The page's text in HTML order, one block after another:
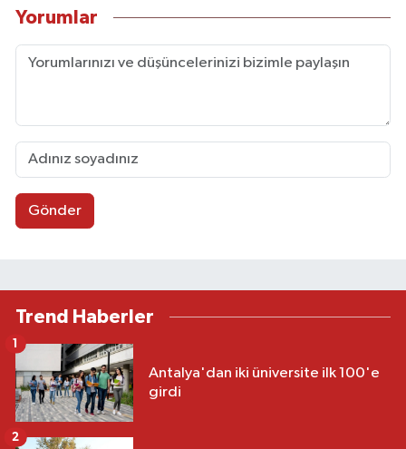
Yorumlar
Gönder
Trend Haberler
Antalya'dan iki üniversite ilk 100'e
girdi
1
2